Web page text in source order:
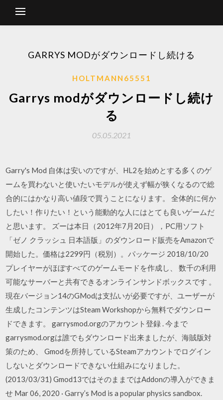
GARRYS MODがダウンロードし続ける
HOLTMANN65551
Garrys modがダウンロードし続け
る
05.05.2021
Garry's Mod 自体は安いのですが、HL2を始めとする多くのゲ
ームを買わないと使いたいモデルが使えず幅が狭くなるので総
合的にはかなり高い値段で買うことになります。 全体的に何か
したい！作りたい！という能動的な人にはとても良いゲームだ
と思います。 ズーは本日（2012年7月20日），PC用ソフト
「ゼノ クラッシュ 日本語版」のダウンロード販売をAmazonで
開始した。価格は2299円（税別）。パッケージ 2018/10/20
プレイヤーがほぼすべてのゲームモードを作成し、 数千の利用
可能なサーバーと共有できるオンラインサンドボックスです 。
現在バージョン14のGModは支払いが必要ですが、ユーザーが
生成したコンテンツはSteam Workshopから無料でダウンロー
ドできます。 garrysmod.orgのアカウント登録 . 今まで
garrysmod.orgは誰でもダウンロード出来ましたが、海賊版対
策のため、 Gmodを所持しているSteamアカウントでログイン
しないとダウンロードできない仕組みになりました。
(2013/03/31) Gmod13ではそのままではAddonの導入ができま
せ Mar 06, 2020 · Garry’s Mod is a popular physics sandbox.